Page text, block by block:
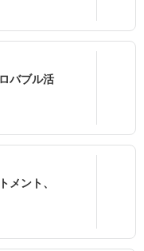
バブル活
メント、